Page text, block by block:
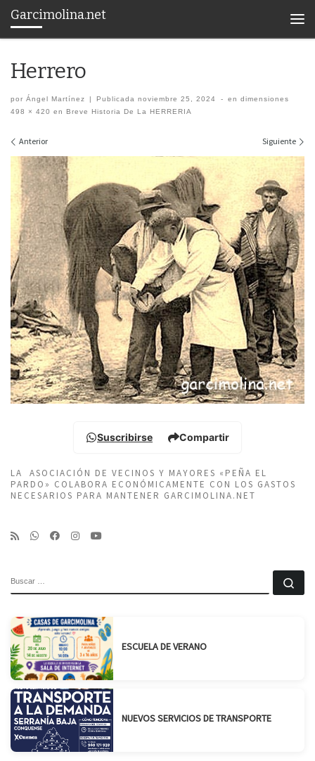
Saltar al contenido
Garcimolina.net
Herrero
por Ángel Martínez | Publicadanoviembre 25, 2024 -
en dimensiones
498 × 420 en Breve Historia De La HERRERIA
Navegación de imágenes
Anterior Siguiente
Suscribirse Compartir
LA ASOCIACIÓN DE VECINOS Y MAYORES «PEÑA EL
PARDO» COLABORA ECONÓMICAMENTE CON LOS GASTOS
NECESARIOS PARA MANTENER GARCIMOLINA.NET
ESCUELA DE VERANO
NUEVOS SERVICIOS DE TRANSPORTE